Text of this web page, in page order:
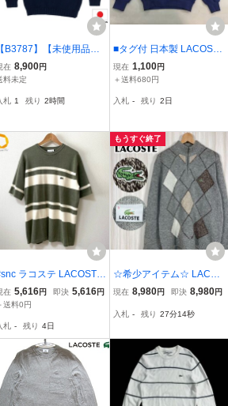
【B3787】【未使用品】
日本製】LACOSTE ラ
ステ タートルネックセ
ンポイント サイズ4 AH
在 8,900円
料未定
札 1 残り 2時間
■タグ付 日本製 LACOST
E ラコステ ニット セータ
ー 長袖 トップス コット
文字ワニ
現在 1,100円
＋送料680円
入札 - 残り 2日
ラコステ LACOSTE
ット・セーター 5 カー
アイボリー 半袖 ボー
在 5,616円 即決 5,616円
送料0円
札 - 残り 4日
もうすぐ終了
☆希少アイテム☆ LACOS
TE ラコステ ワニ ハーフ
ロン混ウール ハイネック
グレー 古着
現在 8,980円 即決 8,980円
入札 - 残り 27分13秒